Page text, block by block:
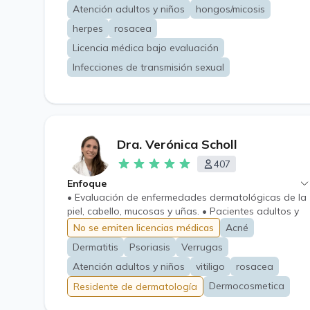
seguimiento de enfermedades de la piel, uñas y
cabello, e infecciones de transmisión sexual. Además,
se puede orientar sobre tratamientos
dermatológicos estéticos. *Algunos casos requerirán
evaluación presencial; aun así, en todo momento
Atención adultos y niños
hongos/micosis
herpes
rosacea
Licencia médica bajo evaluación
Infecciones de transmisión sexual
Dra. Verónica Scholl
407
Enfoque
• Evaluación de enfermedades dermatológicas de la
piel, cabello, mucosas y uñas. • Pacientes adultos y
pediátricos. • Tratamiento integral basado en
evidencia
No se emiten licencias médicas
Acné
Dermatitis
Psoriasis
Verrugas
Atención adultos y niños
vitiligo
rosacea
Residente de dermatología
Dermocosmetica